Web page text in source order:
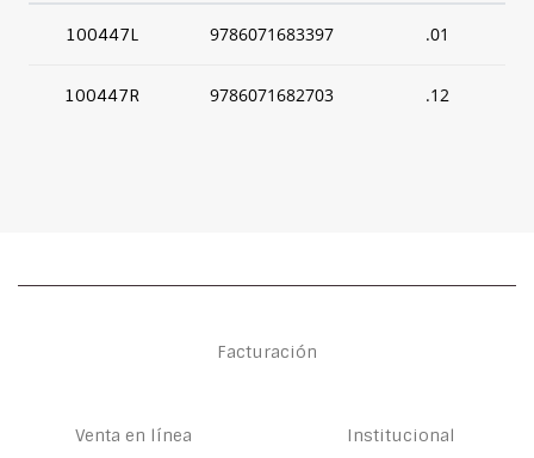
100447L 9786071683397 .01
100447R 9786071682703 .12
Facturación
Venta en línea Institucional